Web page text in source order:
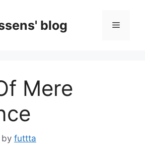
blog Menu
Mere
by futtta